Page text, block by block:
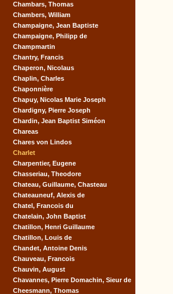
Chambars, Thomas
Chambers, William
Champaigne, Jean Baptiste
Champaigne, Philipp de
Champmartin
Chantry, Francis
Chaperon, Nicolaus
Chaplin, Charles
Chaponnière
Chapuy, Nicolas Marie Joseph
Chardigny, Pierre Joseph
Chardin, Jean Baptist Siméon
Chareas
Chares von Lindos
Charlet
Charpentier, Eugene
Chasseriau, Theodore
Chateau, Guillaume, Chasteau
Chateauneuf, Alexis de
Chatel, Francois du
Chatelain, John Baptist
Chatillon, Henri Guillaume
Chatillon, Louis de
Chandet, Antoine Denis
Chauveau, Francois
Chauvin, August
Chavannes, Pierre Domachin, Sieur de
Cheesmann, Thomas